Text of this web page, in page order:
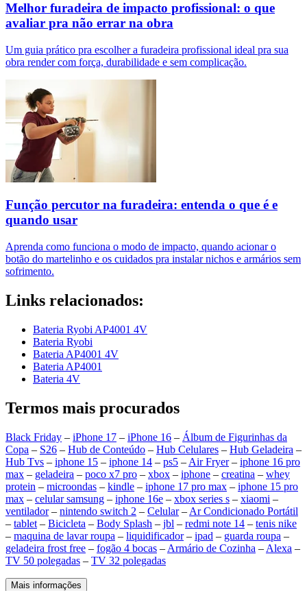
Melhor furadeira de impacto profissional: o que
avaliar pra não errar na obra
Um guia prático pra escolher a furadeira profissional ideal pra sua
obra render com força, durabilidade e sem complicação.
Função percutor na furadeira: entenda o que é e
quando usar
Aprenda como funciona o modo de impacto, quando acionar o
botão do martelinho e os cuidados pra instalar nichos e armários sem
sofrimento.
Links relacionados:
Bateria Ryobi AP4001 4V
Bateria Ryobi
Bateria AP4001 4V
Bateria AP4001
Bateria 4V
Termos mais procurados
Black Friday – iPhone 17 – iPhone 16 – Álbum de Figurinhas da
Copa – S26 – Hub de Conteúdo – Hub Celulares – Hub Geladeira –
Hub Tvs – iphone 15 – iphone 14 – ps5 – Air Fryer– iphone 16 pro
max – geladeira – poco x7 pro – xbox – iphone – creatina – whey
protein – microondas – kindle – iphone 17 pro max – iphone 15 pro
max – celular samsung – iphone 16e – xbox series s – xiaomi –
ventilador– nintendo switch 2 – Celular– Ar Condicionado Portátil
– tablet – Bicicleta – Body Splash – jbl – redmi note 14 – tenis nike
– maquina de lavar roupa – liquidificador– ipad – guarda roupa –
geladeira frost free – fogão 4 bocas – Armário de Cozinha – Alexa –
TV 50 polegadas – TV 32 polegadas
Mais informações